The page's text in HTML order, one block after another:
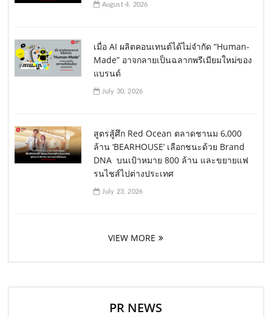
August 4, 2026
เมื่อ AI ผลิตคอนเทนต์ได้ไม่จำกัด “Human-
Made” อาจกลายเป็นฉลากพรีเมียมใหม่ของ
แบรนด์
July 30, 2026
สูตรสู้ศึก Red Ocean ตลาดชานม 6,000
ล้าน ‘BEARHOUSE’ เลือกชนะด้วย Brand
DNA บนเป้าหมาย 800 ล้าน และขยายแฟ
รนไชส์ไปต่างประเทศ
July 23, 2026
VIEW MORE
PR NEWS